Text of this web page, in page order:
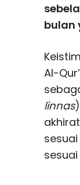
bulan
Al-
linnas